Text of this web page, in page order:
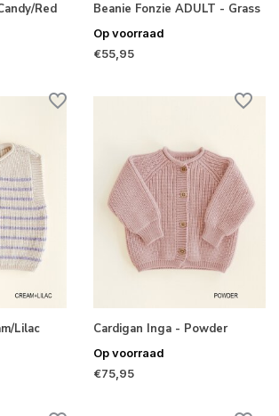
Red Beanie Fonzie ADULT - Grass
Op voorraad
€55,95
Lilac Cardigan Inga - Powder
Op voorraad
€75,95